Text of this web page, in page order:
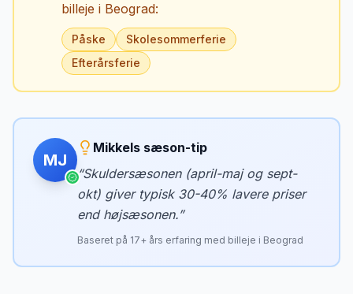
billeje i Beograd:
Påske
Skolesommerferie
Efterårsferie
MJ
Mikkels sæson-tip
“Skuldersæsonen (april-maj og sept-
okt) giver typisk 30-40% lavere priser
end højsæsonen.”
Baseret på 17+ års erfaring med billeje i Beograd